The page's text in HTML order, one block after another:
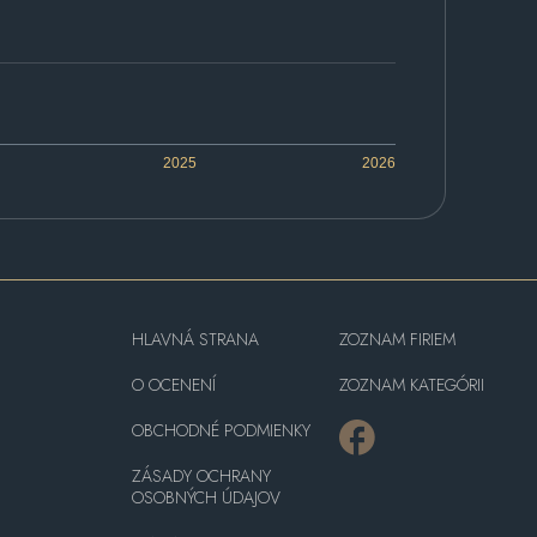
2025 2026
HLAVNÁ STRANA
O OCENENÍ
OBCHODNÉ PODMIENKY
ZÁSADY OCHRANY
OSOBNÝCH ÚDAJOV
ZOZNAM FIRIEM
ZOZNAM KATEGÓRII